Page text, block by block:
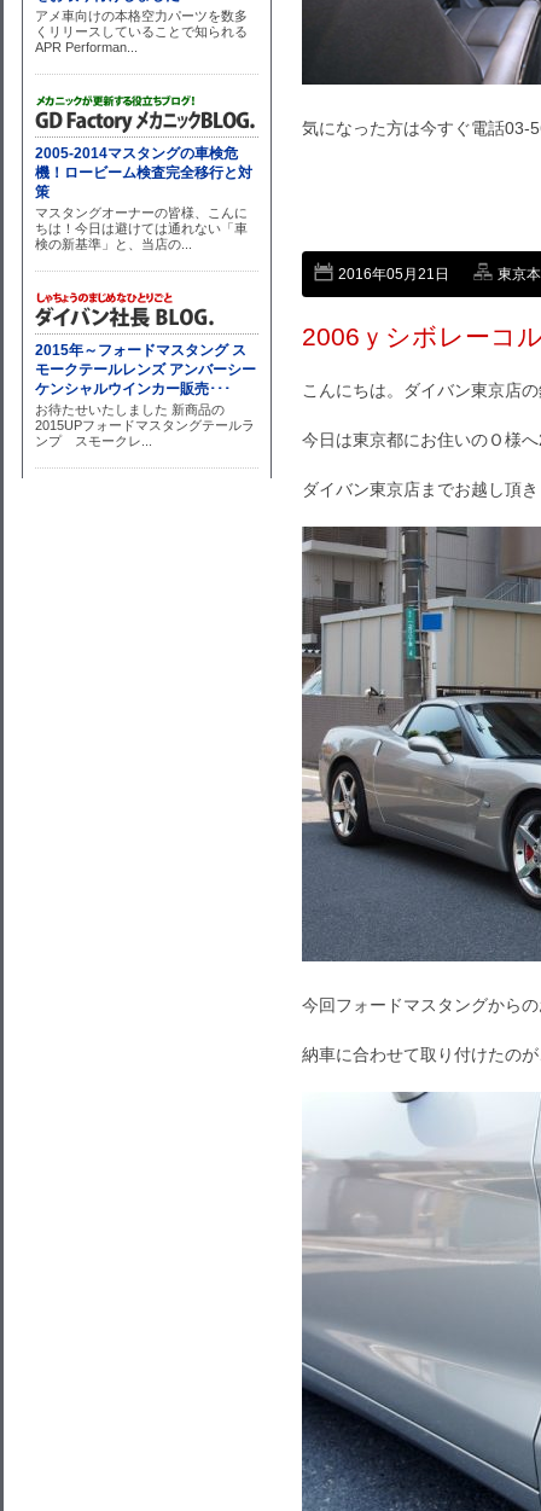
気になった方は今すぐ電話
2016年05月21日 東京
2006ｙシボレーコ
こんにちは。ダイバン東京店
今日は東京都にお住いのＯ様
ダイバン東京店までお越し頂
今回フォードマスタングから
納車に合わせて取り付けたの